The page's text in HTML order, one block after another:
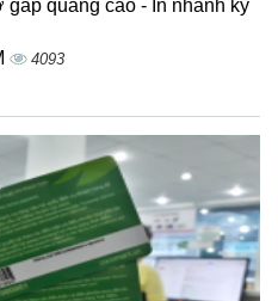
quảng cáo - In nhanh kỹ
4093